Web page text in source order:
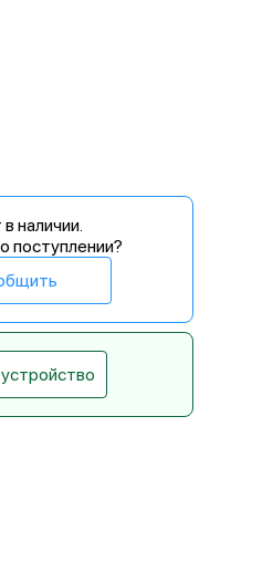
наличии.
поступлении?